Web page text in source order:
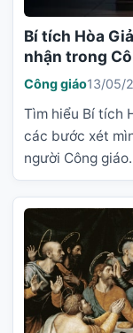
Bí tích Hòa
nhận trong
Công giáo13/05/
Tìm hiểu Bí tích
các bước xét
người Công giáo.